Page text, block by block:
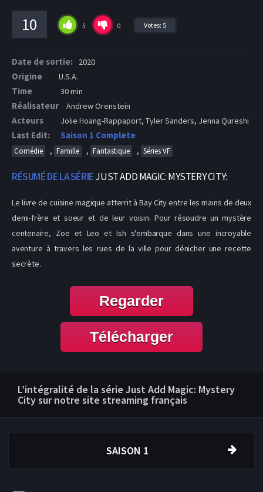
10 5 0 Votes: 5
Date de sortie: 2020
Origine U.S.A.
Time 30 min
Réalisateur Andrew Orenstein
Acteurs Jolie Hoang-Rappaport, Tyler Sanders, Jenna Qureshi
Last Edit: Saison 1 Complete
Comédie , Famille , Fantastique , Séries VF
RÉSUMÉ DE LA SÉRIEJUST ADD MAGIC: MYSTERY CITY:
Le livre de cuisine magique atterrit à Bay City entre les mains de deux
demi-frère et soeur et de leur voisin. Pour résoudre un mystère
centenaire, Zoe et Leo et Ish s'embarque dans une incroyable
aventure à travers les rues de la ville pour dénicher une recette
secrète.
Regarder
Télécharger
L’intégralité de la série Just Add Magic: Mystery
City sur notre site streaming français
SAISON 1